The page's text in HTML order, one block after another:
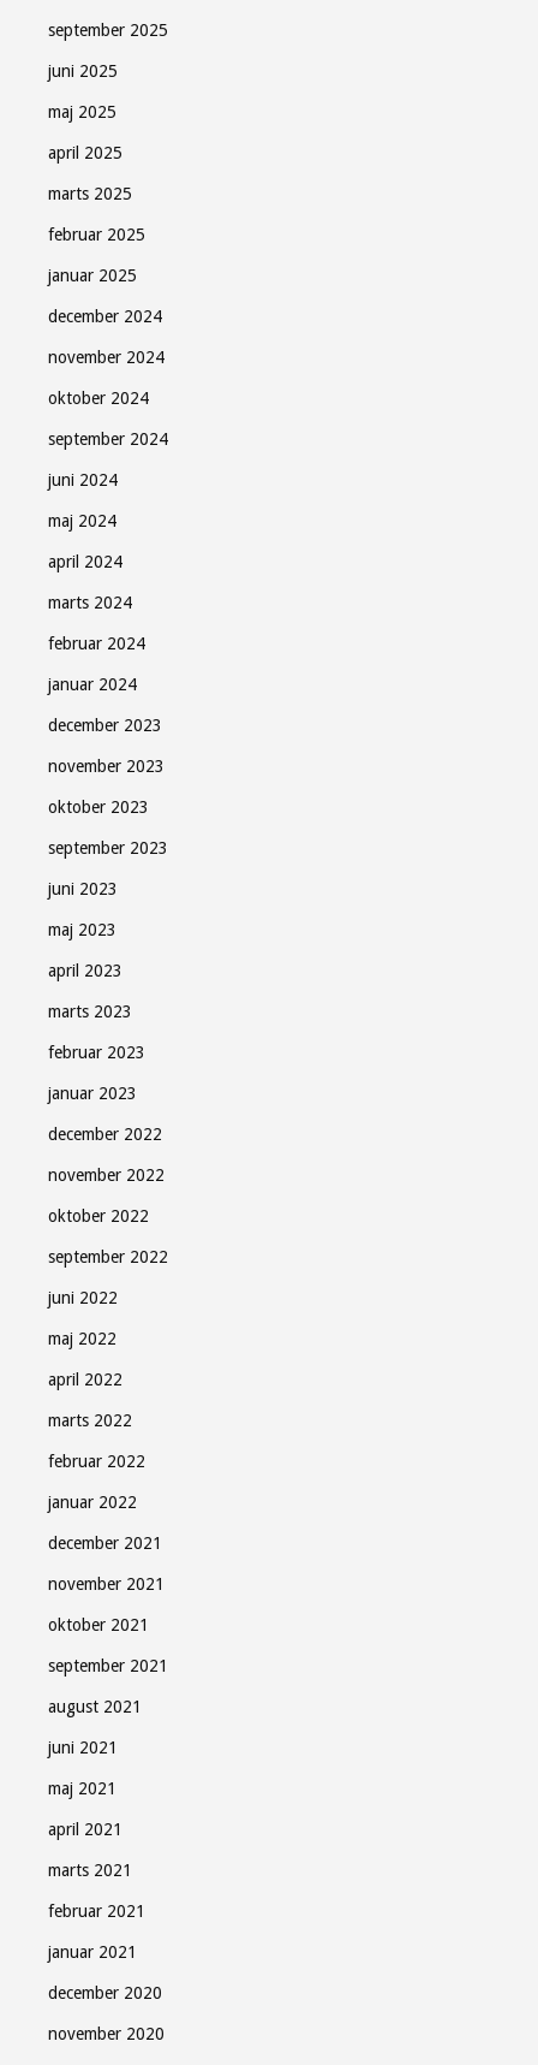
september 2025
juni 2025
maj 2025
april 2025
marts 2025
februar 2025
januar 2025
december 2024
november 2024
oktober 2024
september 2024
juni 2024
maj 2024
april 2024
marts 2024
februar 2024
januar 2024
december 2023
november 2023
oktober 2023
september 2023
juni 2023
maj 2023
april 2023
marts 2023
februar 2023
januar 2023
december 2022
november 2022
oktober 2022
september 2022
juni 2022
maj 2022
april 2022
marts 2022
februar 2022
januar 2022
december 2021
november 2021
oktober 2021
september 2021
august 2021
juni 2021
maj 2021
april 2021
marts 2021
februar 2021
januar 2021
december 2020
november 2020